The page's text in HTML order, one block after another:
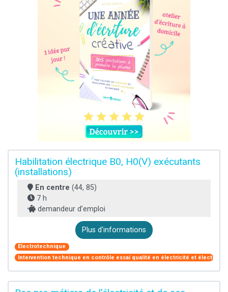
Habilitation électrique B0, H0(V) exécutants
(installations)
En centre (44, 85)
7 h
demandeur d’emploi
Plus d'informations
Electrotechnique
Intervention technique en contrôle essai qualité en électricité et